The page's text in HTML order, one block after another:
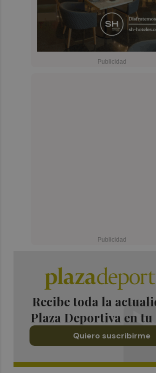
Recibe toda la
Plaza Deportiva en
Quiero suscribirme